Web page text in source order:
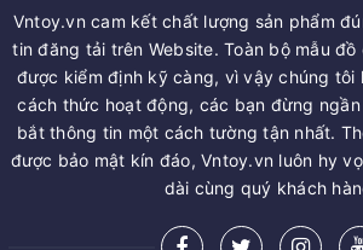
Vntoy.vn cam kết chất lượng sản phẩm
tin đăng tải trên Website. Toàn bộ mẫu
được kiểm định kỹ càng, vì vậy chúng tôi
cách thức hoạt động, các bạn đừng ngần
bắt thông tin một cách tường tận nhất.
được bảo mật kín đáo, Vntoy.vn luôn hy
dài cùng quý khách